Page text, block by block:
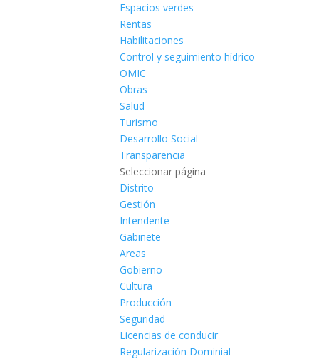
Espacios verdes
Rentas
Habilitaciones
Control y seguimiento hídrico
OMIC
Obras
Salud
Turismo
Desarrollo Social
Transparencia
Seleccionar página
Distrito
Gestión
Intendente
Gabinete
Areas
Gobierno
Cultura
Producción
Seguridad
Licencias de conducir
Regularización Dominial